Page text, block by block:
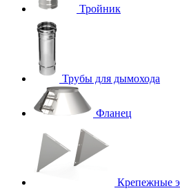
Тройник
Трубы для дымохода
Фланец
Крепежные